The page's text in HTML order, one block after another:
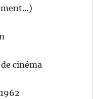
cinéma